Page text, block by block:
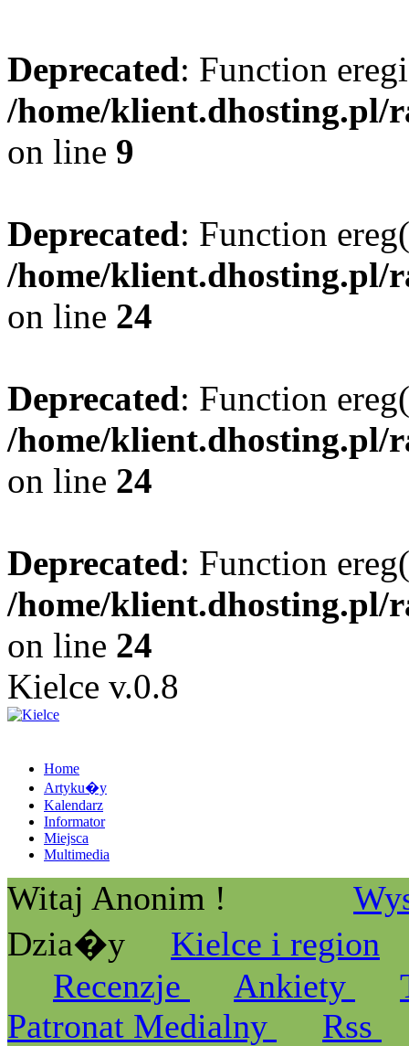
Deprecated: Function
/home/klient.dhosting.pl/
on line 9
Deprecated: Function
/home/klient.dhosting.pl/
on line 24
Deprecated: Function
/home/klient.dhosting.pl/
on line 24
Deprecated: Function
/home/klient.dhosting.pl/
on line 24
Kielce v.0.8
Home
Artyku�y
Kalendarz
Informator
Miejsca
Multimedia
Witaj Anonim !
Dzia�y
Kielce i region
Recenzje
Ankiety
Patronat Medialny
Rss